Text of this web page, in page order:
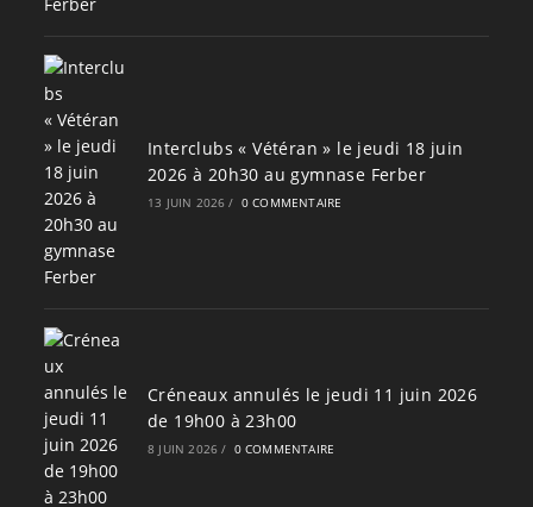
Interclubs « Vétéran » le jeudi 18 juin
2026 à 20h30 au gymnase Ferber
13 JUIN 2026 / 0 COMMENTAIRE
Créneaux annulés le jeudi 11 juin 2026
de 19h00 à 23h00
8 JUIN 2026 / 0 COMMENTAIRE